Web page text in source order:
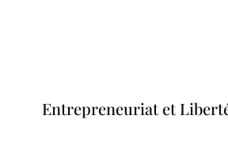
Entrepreneuriat et